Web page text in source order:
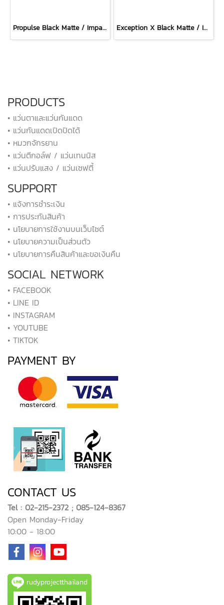
Propulse Black Matte / ImpactX Photochromic 2 Laser Purple Exception X Black Matte / ImpactX Photochromic 2 Laser Purple
PRODUCTS
• แว่นตาและแว่นกันแดด
• แว่นกันแดดเปิดปิดได้
• หมวกจักรยาน
• แว่นตีกอล์ฟ / แว่นเทนนิส
• แว่นปรับแสง / แว่นเซฟตี้
SUPPORT
• แจ้งการชำระเงิน
• การประกันสินค้า
• นโยบายการใช้งานบนเว็บไซต์
• นโยบายความเป็นส่วนตัว
• นโยบายการคืนสินค้าและขอเงินคืน
SOCIAL NETWORK
• FACEBOOK
• LINE ID
• INSTAGRAM
• YOUTUBE
• TIKTOK
PAYMENT BY
CONTACT US
Tel : 02-215-2372 ; 085-124-8367
Open Monday-Friday
10:00 - 18:00
rudyprojectthailand